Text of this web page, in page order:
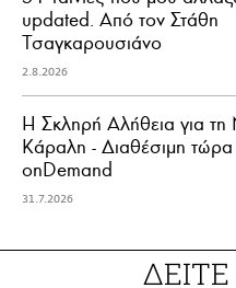
updated. Aπό τον Στάθη
Τσαγκαρουσιάνο
2.8.2026
Η Σκληρή Αλήθεια για τη
Κάραλη - Διαθέσιμη
onDemand
31.7.2026